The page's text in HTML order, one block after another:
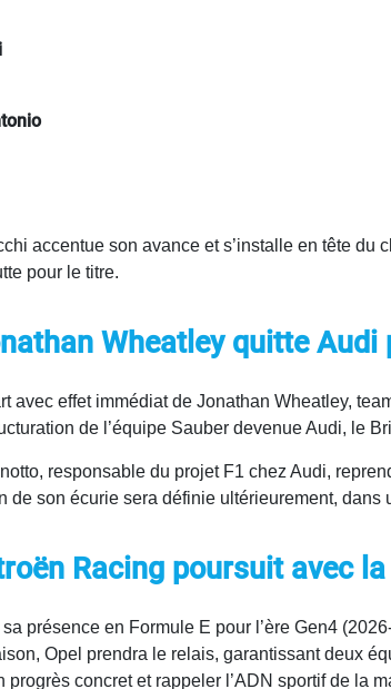
accentue son avance et s’installe en tête
pour le titre.
Wheatley quitte
avec effet immédiat de Jonathan Wheatley,
de l’équipe Sauber devenue Audi, le
responsable du projet F1 chez Audi,
de son écurie sera définie ultérieurement,
Racing poursuit avec la
présence en Formule E pour l’ère Gen4
Opel prendra le relais, garantissant deux
progrès concret et rappeler l’ADN sportif de la